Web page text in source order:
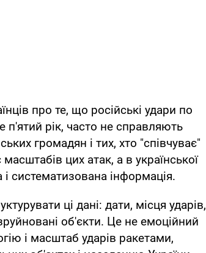
про те, що російські удари по
п'ятий рік, часто не справляють
громадян і тих, хто "співчуває"
цих атак, а в української
систематизована інформація.
ці дані: дати, місця ударів,
об'єкти. Це не емоційний
і масштаб ударів ракетами,